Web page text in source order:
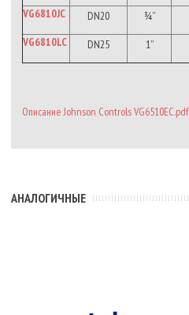
VG6810JC
DN20 ¾”
VG6810LC
DN25 1”
Описание Johnson Controls VG6510EC.pdf
АНАЛОГИЧНЫЕ